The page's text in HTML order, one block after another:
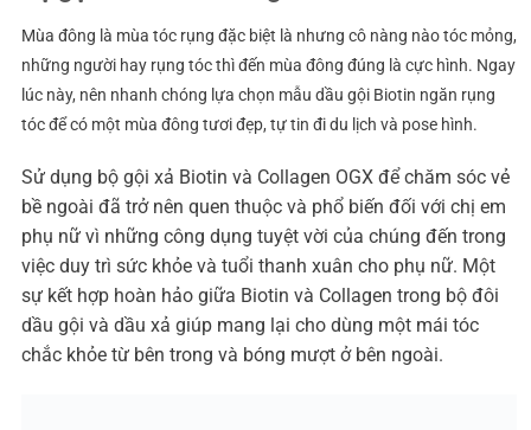
Mùa đông là mùa tóc rụng đặc biệt là nhưng cô nàng nào tóc mỏng,
những người hay rụng tóc thì đến mùa đông đúng là cực hình. Ngay
lúc này, nên nhanh chóng lựa chọn mẫu dầu gội Biotin ngăn rụng
tóc để có một mùa đông tươi đẹp, tự tin đi du lịch và pose hình.
Sử dụng bộ gội xả Biotin và Collagen OGX để chăm sóc vẻ
bề ngoài đã trở nên quen thuộc và phổ biến đối với chị em
phụ nữ vì những công dụng tuyệt vời của chúng đến trong
việc duy trì sức khỏe và tuổi thanh xuân cho phụ nữ. Một
sự kết hợp hoàn hảo giữa Biotin và Collagen trong bộ đôi
dầu gội và dầu xả giúp mang lại cho dùng một mái tóc
chắc khỏe từ bên trong và bóng mượt ở bên ngoài.